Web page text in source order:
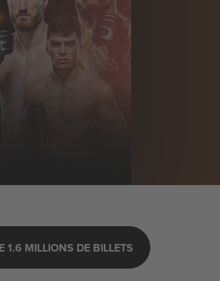
1.6 MILLIONS DE BILLETS